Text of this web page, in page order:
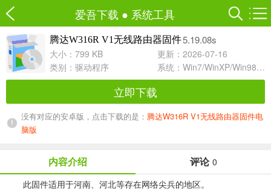
爱吾下载 ● 系统工具
腾达W316R V1无线路由器固件5.19.08s
大小：799 KB
更新：2026-07-16
类别： 驱动程序 系统：Win7/WinXP/Win98/Win8/Win10兼容软件
立即下载
没有对应的安卓版，点击下载的是： 腾达W316R V1无线路由器固件电
脑版
内容介绍 评论 0
此固件适用于河南、河北等存在网络尖兵的地区。